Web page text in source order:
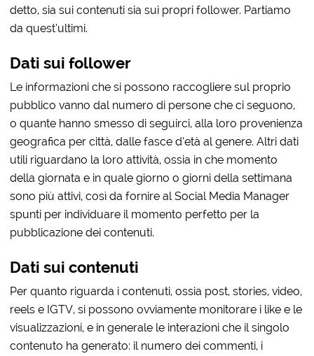
detto, sia sui contenuti sia sui propri follower. Partiamo
da quest’ultimi.
Dati sui follower
Le informazioni che si possono raccogliere sul proprio
pubblico vanno dal numero di persone che ci seguono,
o quante hanno smesso di seguirci, alla loro provenienza
geografica per città, dalle fasce d’età al genere. Altri dati
utili riguardano la loro attività, ossia in che momento
della giornata e in quale giorno o giorni della settimana
sono più attivi, così da fornire al Social Media Manager
spunti per individuare il momento perfetto per la
pubblicazione dei contenuti.
Dati sui contenuti
Per quanto riguarda i contenuti, ossia post, stories, video,
reels e IGTV, si possono ovviamente monitorare i like e le
visualizzazioni, e in generale le interazioni che il singolo
contenuto ha generato: il numero dei commenti, i